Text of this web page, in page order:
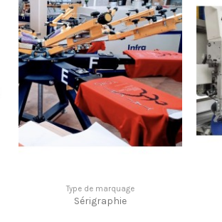
Type de marquage
Sérigraphie